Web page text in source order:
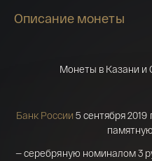
Описание монеты
Монеты в Казани и
Банк России 5 сентября
— серебряную номиналом 3